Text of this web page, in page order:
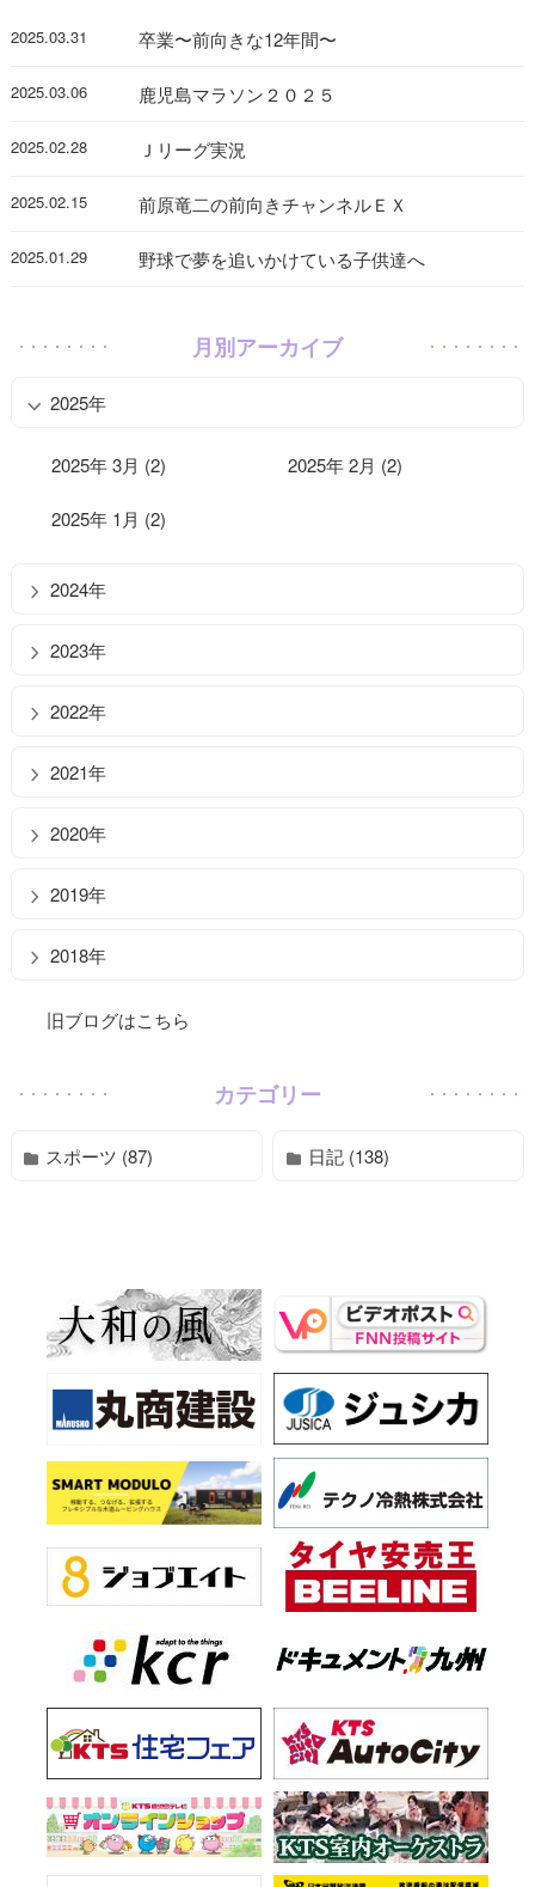
2025.03.31 卒業〜前向きな12年間〜
2025.03.06 鹿児島マラソン２０２５
2025.02.28 Ｊリーグ実況
2025.02.15 前原竜二の前向きチャンネルＥＸ
2025.01.29 野球で夢を追いかけている子供達へ
月別アーカイブ
2025年
2025年 3月 (2) 2025年 2月 (2)
2025年 1月 (2)
2024年
2023年
2022年
2021年
2020年
2019年
2018年
旧ブログはこちら
カテゴリー
スポーツ (87) 日記 (138)